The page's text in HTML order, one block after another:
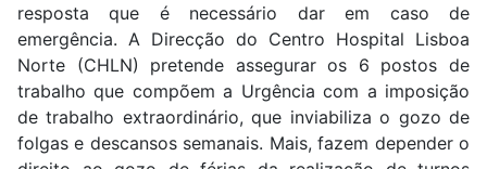
resposta que é necessário dar em caso de
emergência. A Direcção do Centro Hospital Lisboa
Norte (CHLN) pretende assegurar os 6 postos de
trabalho que compõem a Urgência com a imposição
de trabalho extraordinário, que inviabiliza o gozo de
folgas e descansos semanais. Mais, fazem depender o